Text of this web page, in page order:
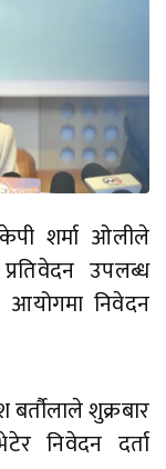
शर्मा ओलीले
उपलब्ध
आयोगमा निवेदन
शुक्रबार
निवेदन दर्ता